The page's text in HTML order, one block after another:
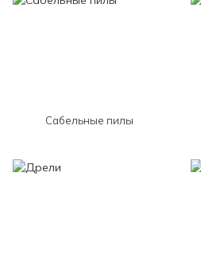
Сабельные пилы